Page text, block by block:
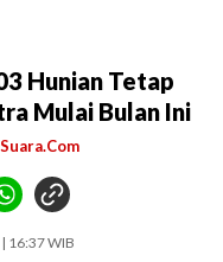
Hunian Tetap
Mulai Bulan Ini
Suara.Com
16:37 WIB